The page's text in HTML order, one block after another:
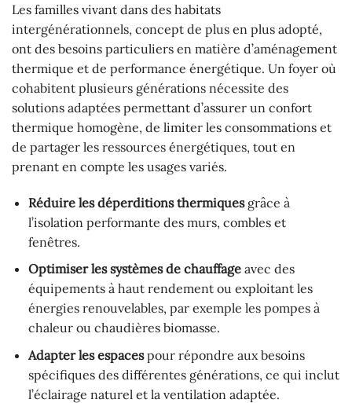
Les familles vivant dans des habitats
intergénérationnels, concept de plus en plus adopté,
ont des besoins particuliers en matière d’aménagement
thermique et de performance énergétique. Un foyer où
cohabitent plusieurs générations nécessite des
solutions adaptées permettant d’assurer un confort
thermique homogène, de limiter les consommations et
de partager les ressources énergétiques, tout en
prenant en compte les usages variés.
Réduire les déperditions thermiquesgrâce à
l’isolation performante des murs, combles et
fenêtres.
Optimiser les systèmes de chauffageavec des
équipements à haut rendement ou exploitant les
énergies renouvelables, par exemple les pompes à
chaleur ou chaudières biomasse.
Adapter les espacespour répondre aux besoins
spécifiques des différentes générations, ce qui inclut
l’éclairage naturel et la ventilation adaptée.